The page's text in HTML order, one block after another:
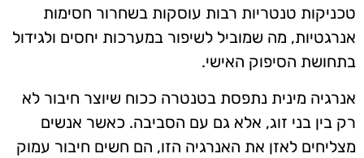
טכניקות טנטריות רבות עוסקות בשחרור חסימות
אנרגטיות, מה שמוביל לשיפור במערכות יחסים ולגידול
בתחושת הסיפוק האישי.
אנרגיה מינית נתפסת בטנטרה ככוח שיוצר חיבור לא
רק בין בני זוג, אלא גם עם הסביבה. כאשר אנשים
מצליחים לאזן את האנרגיה הזו, הם חשים חיבור עמוק